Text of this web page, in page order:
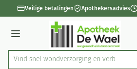
Ga naar de inhoud
1 van 1Veilige betalingen Apothekersadvies
Menu
Product, merk, categorie...
Vind snel wondverzorging